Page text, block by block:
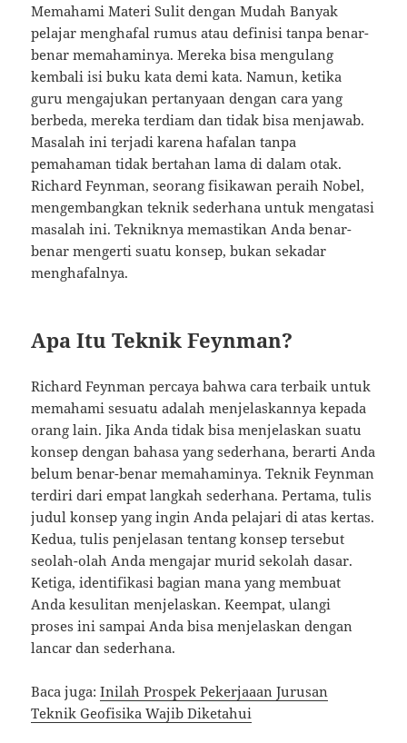
Memahami Materi Sulit dengan Mudah Banyak
pelajar menghafal rumus atau definisi tanpa benar-
benar memahaminya. Mereka bisa mengulang
kembali isi buku kata demi kata. Namun, ketika
guru mengajukan pertanyaan dengan cara yang
berbeda, mereka terdiam dan tidak bisa menjawab.
Masalah ini terjadi karena hafalan tanpa
pemahaman tidak bertahan lama di dalam otak.
Richard Feynman, seorang fisikawan peraih Nobel,
mengembangkan teknik sederhana untuk mengatasi
masalah ini. Tekniknya memastikan Anda benar-
benar mengerti suatu konsep, bukan sekadar
menghafalnya.
Apa Itu Teknik Feynman?
Richard Feynman percaya bahwa cara terbaik untuk
memahami sesuatu adalah menjelaskannya kepada
orang lain. Jika Anda tidak bisa menjelaskan suatu
konsep dengan bahasa yang sederhana, berarti Anda
belum benar-benar memahaminya. Teknik Feynman
terdiri dari empat langkah sederhana. Pertama, tulis
judul konsep yang ingin Anda pelajari di atas kertas.
Kedua, tulis penjelasan tentang konsep tersebut
seolah-olah Anda mengajar murid sekolah dasar.
Ketiga, identifikasi bagian mana yang membuat
Anda kesulitan menjelaskan. Keempat, ulangi
proses ini sampai Anda bisa menjelaskan dengan
lancar dan sederhana.
Baca juga:Inilah Prospek Pekerjaaan Jurusan
Teknik Geofisika Wajib Diketahui